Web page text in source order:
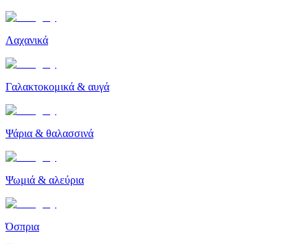
Λαχανικά
Γαλακτοκομικά & αυγά
Ψάρια & θαλασσινά
Ψωμιά & αλεύρια
Όσπρια